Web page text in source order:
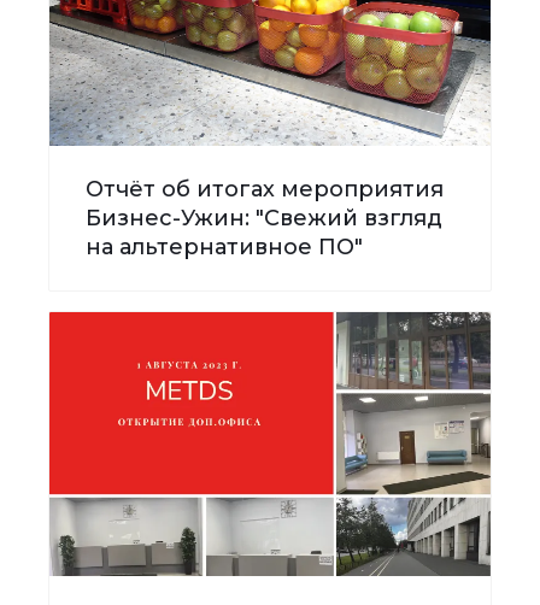
Отчёт об итогах мероприятия
Бизнес-Ужин: "Свежий взгляд
на альтернативное ПО"